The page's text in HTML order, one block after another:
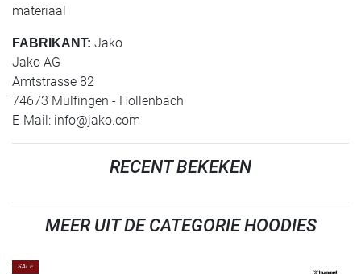
materiaal
FABRIKANT: Jako
Jako AG
Amtstrasse 82
74673 Mulfingen - Hollenbach
E-Mail: info@jako.com
RECENT BEKEKEN
MEER UIT DE CATEGORIE HOODIES
SALE